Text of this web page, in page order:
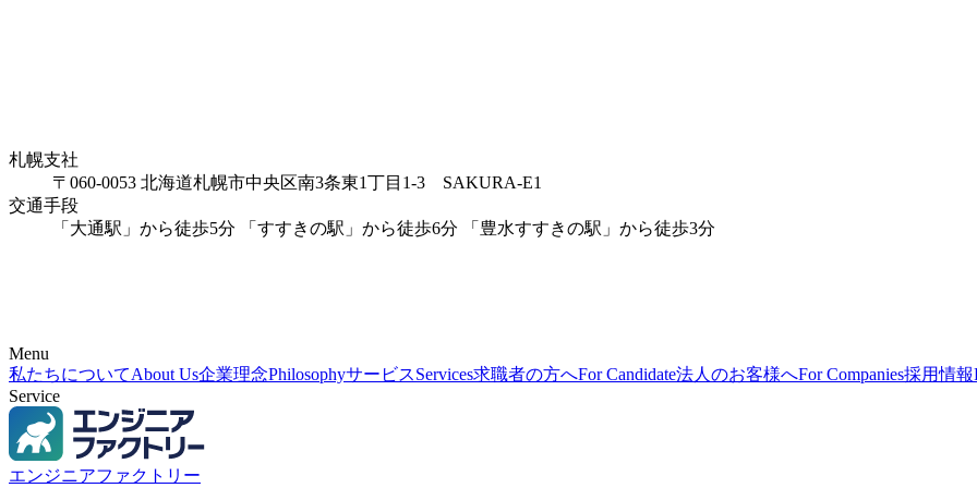
札幌支社
〒060-0053 北海道札幌市中央区南3条東1丁目1-3 SAKURA-E1
交通手段
「大通駅」から徒歩5分 「すすきの駅」から徒歩6分 「豊水すすきの駅」から徒歩3分
Menu
私たちについてAbout Us企業理念PhilosophyサービスServices求職者の方へFor Candidate法人のお客様へFor Companies採用情報
Service
エンジニアファクトリー